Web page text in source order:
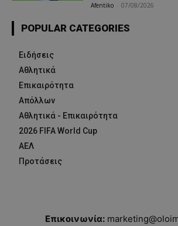
Afentiko 07/08/2026
POPULAR CATEGORIES
Ειδήσεις
Αθλητικά
Επικαιρότητα
Απόλλων
Αθλητικά - Επικαιρότητα
2026 FIFA World Cup
ΑΕΛ
Προτάσεις
Επικοινωνία: